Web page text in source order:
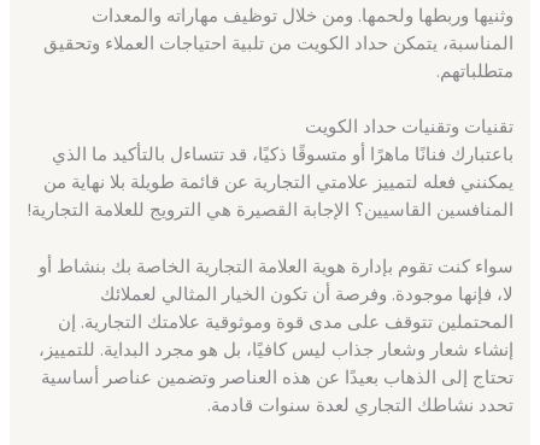
وثنيها وربطها ولحمها. ومن خلال توظيف مهاراته والمعدات
المناسبة، يتمكن حداد الكويت من تلبية احتياجات العملاء وتحقيق
متطلباتهم.
تقنيات وتقنيات حداد الكويت
باعتبارك فنانًا ماهرًا أو متسوقًا ذكيًا، قد تتساءل بالتأكيد ما الذي
يمكنني فعله لتمييز علامتي التجارية عن قائمة طويلة بلا نهاية من
المنافسين القاسيين؟ الإجابة القصيرة هي الترويج للعلامة التجارية!
سواء كنت تقوم بإدارة هوية العلامة التجارية الخاصة بك بنشاط أو
لا، فإنها موجودة. وفرصة أن تكون الخيار المثالي لعملائك
المحتملين تتوقف على مدى قوة وموثوقية علامتك التجارية. إن
إنشاء شعار وشعار جذاب ليس كافيًا، بل هو مجرد البداية. للتمييز،
تحتاج إلى الذهاب بعيدًا عن هذه العناصر وتضمين عناصر أساسية
تحدد نشاطك التجاري لعدة سنوات قادمة.